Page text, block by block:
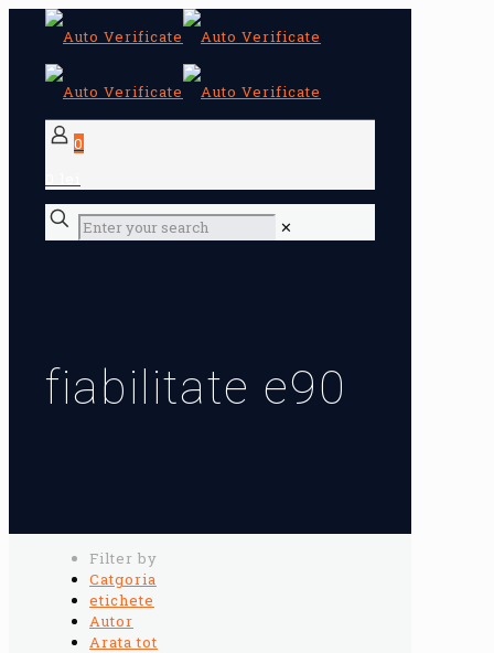
0
✕
fiabilitate e90
Filter by
Catgoria
etichete
Autor
Arata tot